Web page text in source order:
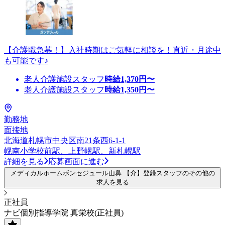
【介護職急募！】入社時期はご気軽に相談を！直近・月途中
も可能です♪
老人介護施設スタッフ 時給1,370円〜
老人介護施設スタッフ 時給1,350円〜
勤務地
面接地
北海道札幌市中央区南21条西6-1-1
幌南小学校前駅、上野幌駅、新札幌駅
詳細を見る
応募画面に進む
メディカルホームボンセジュール山鼻 【介】登録スタッフのその他の
求人を見る
正社員
ナビ個別指導学院 真栄校(正社員)